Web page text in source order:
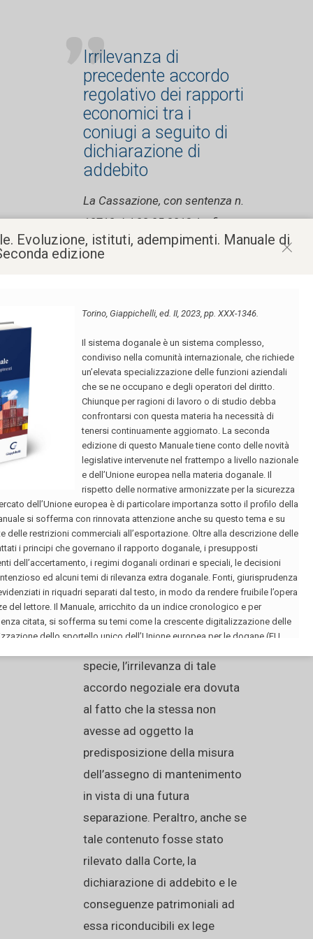
Irrilevanza di
precedente accordo
regolativo dei rapporti
economici tra i
coniugi a seguito di
dichiarazione di
addebito
La Cassazione, con sentenza n.
10718 del 08.05.2013, ha fissato
il principio per cui la
mantenimento, anche se i
precedentemente, stipulato un
accordo regolativo dei loro
rapporti economici.
La Cassazione, con sentenza n.
10718 del 08.05.2013, ha
fissato il principio per cui la
dichiarazione di addebito
esclude sempre il diritto al
mantenimento, anche se i
coniugi avevano,
precedentemente, stipulato un
accordo regolativo dei loro
rapporti economici.
specie, l’irrilevanza di tale
accordo negoziale era dovuta
al fatto che la stessa non
avesse ad oggetto la
predisposizione della misura
dell’assegno di mantenimento
in vista di una futura
separazione. Peraltro, anche se
tale contenuto fosse stato
rilevato dalla Corte, la
dichiarazione di addebito e le
conseguenze patrimoniali ad
essa riconducibili ex lege
Evoluzione, istituti, adempimenti. Manuale di
edizione